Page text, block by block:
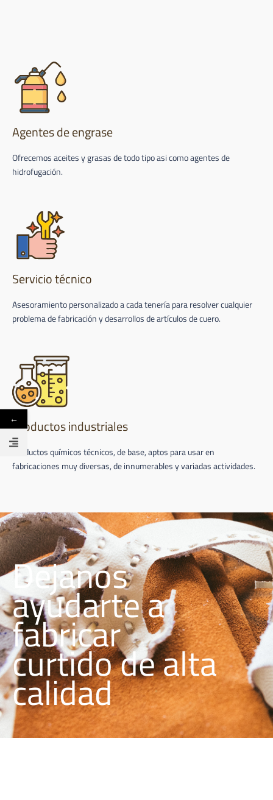
Agentes de engrase
Ofrecemos aceites y grasas de todo tipo asi como agentes de
hidrofugación.
Servicio técnico
Asesoramiento personalizado a cada tenería para resolver cualquier
problema de fabricación y desarrollos de artículos de cuero.
Productos industriales
Productos químicos técnicos, de base, aptos para usar en
fabricaciones muy diversas, de innumerables y variadas actividades.
Dejanos
ayudarte a
fabricar
curtido de alta
calidad
←